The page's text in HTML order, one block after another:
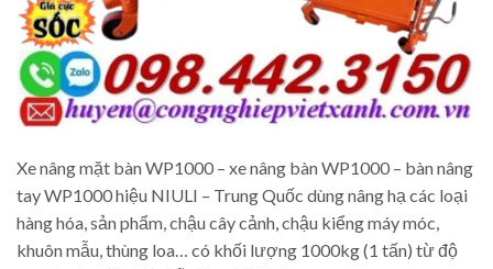
Xe nâng mặt bàn WP1000 – xe nâng bàn WP1000 – bàn nâng
tay WP1000 hiệu NIULI – Trung Quốc dùng nâng hạ các loại
hàng hóa, sản phẩm, chậu cây cảnh, chậu kiểng máy móc,
khuôn mẫu, thùng loa… có khối lượng 1000kg (1 tấn) từ độ